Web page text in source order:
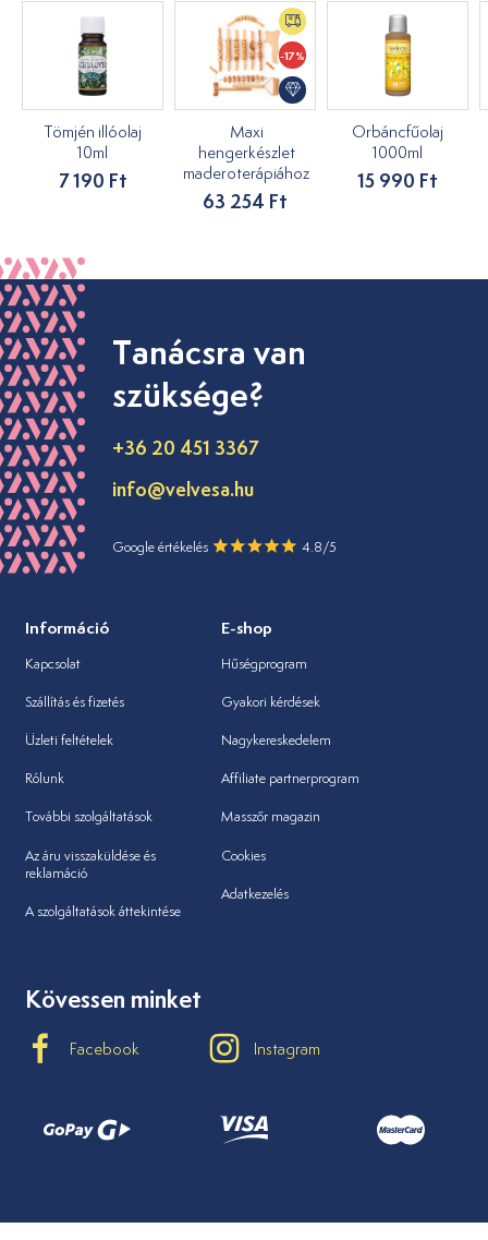
Tömjén illóolaj
10ml
7 190 Ft
-17%
Maxi
hengerkészlet
maderoterápiához
63 254 Ft
Orbáncfűolaj
1000ml
15 990 Ft
Tanácsra van
szüksége?
+36 20 451 3367
info@velvesa.hu
Google értékelés 4.8/5
Információ
Kapcsolat
Szállítás és fizetés
Üzleti feltételek
Rólunk
További szolgáltatások
Az áru visszaküldése és
reklamáció
A szolgáltatások áttekintése
E-shop
Hűségprogram
Gyakori kérdések
Nagykereskedelem
Affiliate partnerprogram
Masszőr magazin
Cookies
Adatkezelés
Kövessen minket
Facebook Instagram